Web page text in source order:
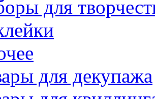
для
для декупажа